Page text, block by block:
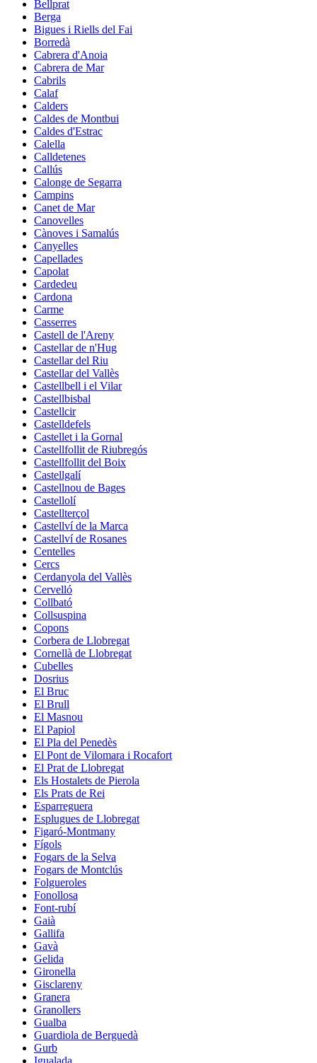
Bellprat
Berga
Bigues i Riells del Fai
Borredà
Cabrera d'Anoia
Cabrera de Mar
Cabrils
Calaf
Calders
Caldes de Montbui
Caldes d'Estrac
Calella
Calldetenes
Callús
Calonge de Segarra
Campins
Canet de Mar
Canovelles
Cànoves i Samalús
Canyelles
Capellades
Capolat
Cardedeu
Cardona
Carme
Casserres
Castell de l'Areny
Castellar de n'Hug
Castellar del Riu
Castellar del Vallès
Castellbell i el Vilar
Castellbisbal
Castellcir
Castelldefels
Castellet i la Gornal
Castellfollit de Riubregós
Castellfollit del Boix
Castellgalí
Castellnou de Bages
Castellolí
Castellterçol
Castellví de la Marca
Castellví de Rosanes
Centelles
Cercs
Cerdanyola del Vallès
Cervelló
Collbató
Collsuspina
Copons
Corbera de Llobregat
Cornellà de Llobregat
Cubelles
Dosrius
El Bruc
El Brull
El Masnou
El Papiol
El Pla del Penedès
El Pont de Vilomara i Rocafort
El Prat de Llobregat
Els Hostalets de Pierola
Els Prats de Rei
Esparreguera
Esplugues de Llobregat
Figaró-Montmany
Fígols
Fogars de la Selva
Fogars de Montclús
Folgueroles
Fonollosa
Font-rubí
Gaià
Gallifa
Gavà
Gelida
Gironella
Gisclareny
Granera
Granollers
Gualba
Guardiola de Berguedà
Gurb
Igualada